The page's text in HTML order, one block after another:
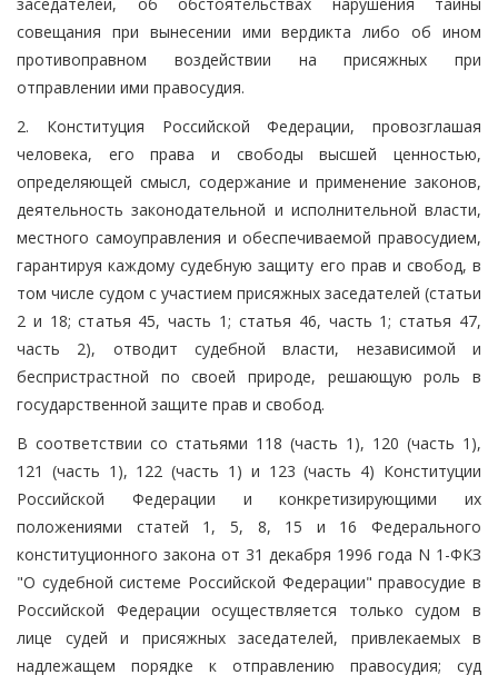
совещания при вынесении ими вердикта либо об ином
противоправном воздействии на присяжных при
отправлении ими правосудия.
2. Конституция Российской Федерации, провозглашая
человека, его права и свободы высшей ценностью,
определяющей смысл, содержание и применение законов,
деятельность законодательной и исполнительной власти,
местного самоуправления и обеспечиваемой правосудием,
гарантируя каждому судебную защиту его прав и свобод, в
том числе судом с участием присяжных заседателей (статьи
2 и 18; статья 45, часть 1; статья 46, часть 1; статья 47,
часть 2), отводит судебной власти, независимой и
беспристрастной по своей природе, решающую роль в
государственной защите прав и свобод.
В соответствии со статьями 118 (часть 1), 120 (часть 1),
121 (часть 1), 122 (часть 1) и 123 (часть 4) Конституции
Российской Федерации и конкретизирующими их
положениями статей 1, 5, 8, 15 и 16 Федерального
конституционного закона от 31 декабря 1996 года N 1-ФКЗ
"О судебной системе Российской Федерации" правосудие в
Российской Федерации осуществляется только судом в
лице судей и присяжных заседателей, привлекаемых в
надлежащем порядке к отправлению правосудия; суд